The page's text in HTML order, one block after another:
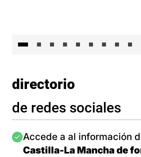
directorio
de redes sociales
Imagen
Accede a al información
Castilla-La Mancha de